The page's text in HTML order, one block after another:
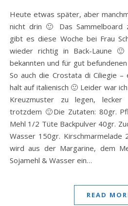
Heute etwas später, aber manchmal steckt man ja einfach
nicht drin 🙂 Das Sammelboard
gibt es diese Woche bei Frau
wieder richtig in Back-Laune
bekannten und für gut
So auch die Crostata di Ciliegie
halt auf italienisch 🙂 Leider war
Kreuzmuster zu legen,
trotzdem 🙂Die Zutaten: 80gr.
Mehl 1/2 Tüte Backpulver 40gr.
Wasser 150gr. Kirschmarmelade
wird aus der Margarine, dem
Sojamehl & Wasser ein…
READ